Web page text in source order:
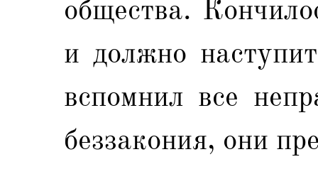
общества.
и должно
вспомнил все
беззакония, они